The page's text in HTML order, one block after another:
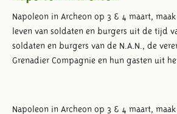
Napoleon in Archeon op 3 & 4 maart,
leven van soldaten en burgers uit de tijd
soldaten en burgers van de N.A.N., de
Grenadier Compagnie en hun gasten uit
Napoleon in Archeon op 3 & 4 maart,